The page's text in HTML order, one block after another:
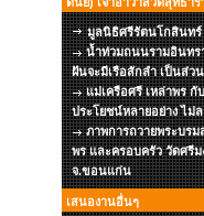
มูลนิธิศรีรัตนโกสินทร์
น้ำท่วมถนนรามอินทรา
ฝันจะมีเรือสักลำ เป็นส่ว
แม่เครือศรี เหล่าพร
ประโยชน์หลายอย่าง ไม่
ภาพการถวายพระบร
พร และครอบครัว วัดศรี
จ.ขอนแก่น
เสนองานอื่นๆ